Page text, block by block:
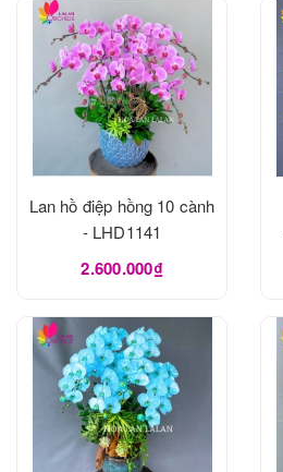
Lan hồ điệp hồng 10 cành
- LHD1141
2.600.000₫